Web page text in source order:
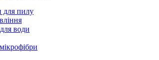
для пилу
води